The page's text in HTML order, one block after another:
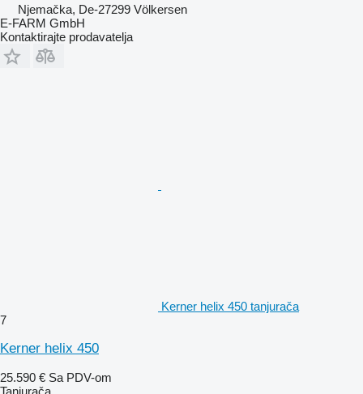
Njemačka, De-27299 Völkersen
E-FARM GmbH
Kontaktirajte prodavatelja
Kerner helix 450 tanjurača
7
Kerner helix 450
25.590 € Sa PDV-om
Tanjurača